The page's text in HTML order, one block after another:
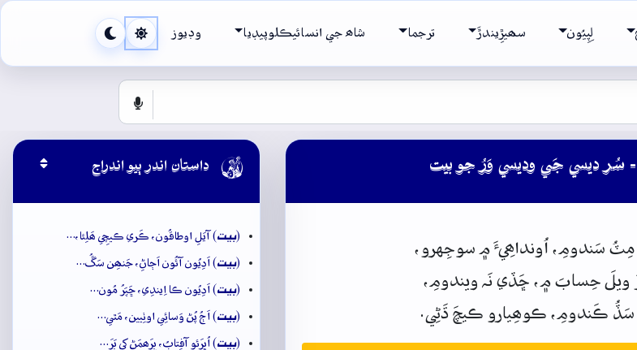
لِپِيُون سھيڙِيندڙَ ترجما شاھ جي انسائيڪلوپيڊيا وڊيوز
- سُر ديسي جَي وديسي وَرُ جو بيت
مِٽُ سَندومِ، اُونداھِيءَ ۾ سوجِهرو،
ويلَ حِسابَ ۾، ڇَڏي نَہويندومِ،
سَڏُ ڪَندومِ، ڪوھِيارو ڪيچَ ڌَڻِي.
 داستان اندر ٻيو اندراج
(بيت) آيَلِ اوطاقُون، ڪَري ڪيچِي ھَلِئا،…
(بيت) اَدِيُون آئُون اَڄاڻِ، جَنھِن سَڱُ…
(بيت) اَدِيُون ڪا اِيندِي، ڇَپَرُ مُون…
(بيت) اَڄُ پُڻ وَسائِي اوٺِيين، مَٿي…
(بيت) اُڀِرَئو آفِتابُ، بِرَھمَڻِ کي بَرَ…